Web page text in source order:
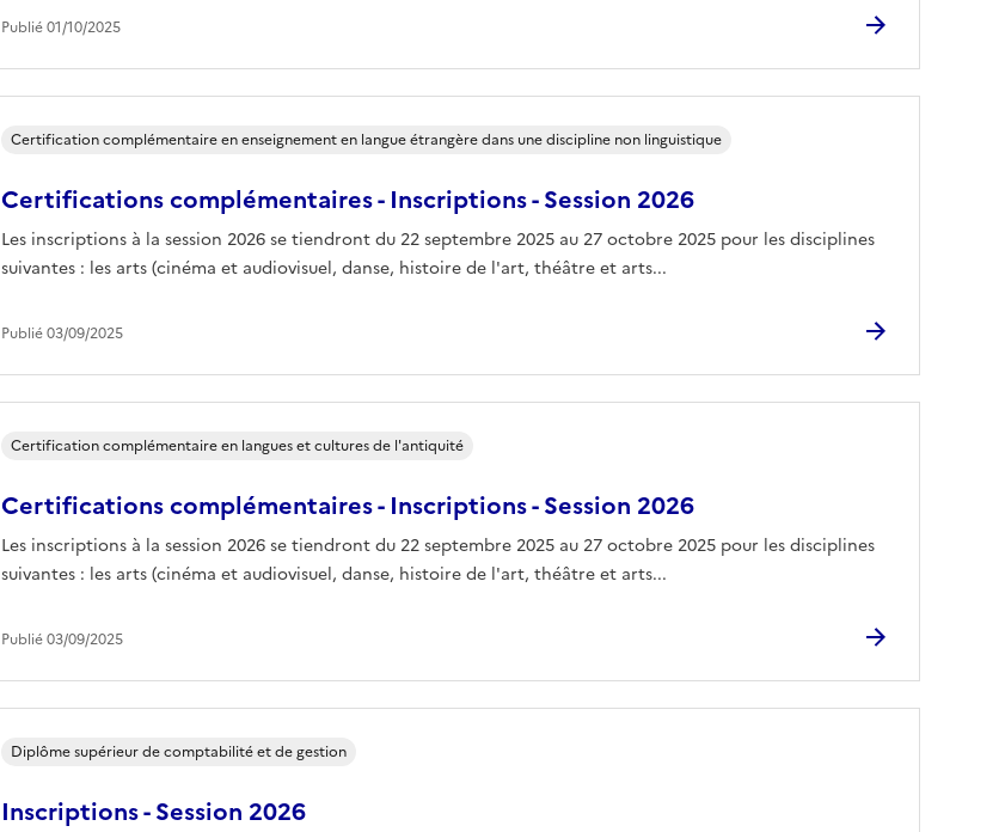
Publié 01/10/2025
Certifications complémentaires - Inscriptions - Session 2026
Les inscriptions à la session 2026 se tiendront du 22 septembre 2025 au 27 octobre 2025 pour les disciplines
suivantes : les arts (cinéma et audiovisuel, danse, histoire de l'art, théâtre et arts...
Certification complémentaire en enseignement en langue étrangère dans une discipline non linguistique
Publié 03/09/2025
Certifications complémentaires - Inscriptions - Session 2026
Les inscriptions à la session 2026 se tiendront du 22 septembre 2025 au 27 octobre 2025 pour les disciplines
suivantes : les arts (cinéma et audiovisuel, danse, histoire de l'art, théâtre et arts...
Certification complémentaire en langues et cultures de l'antiquité
Publié 03/09/2025
Inscriptions - Session 2026
Diplôme supérieur de comptabilité et de gestion